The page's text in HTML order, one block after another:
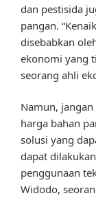
dan pestisida
pangan.
disebabkan
ekonomi yang
seorang ahli
Namun,
harga bahan
solusi yang
dapat
penggunaan
Widodo,